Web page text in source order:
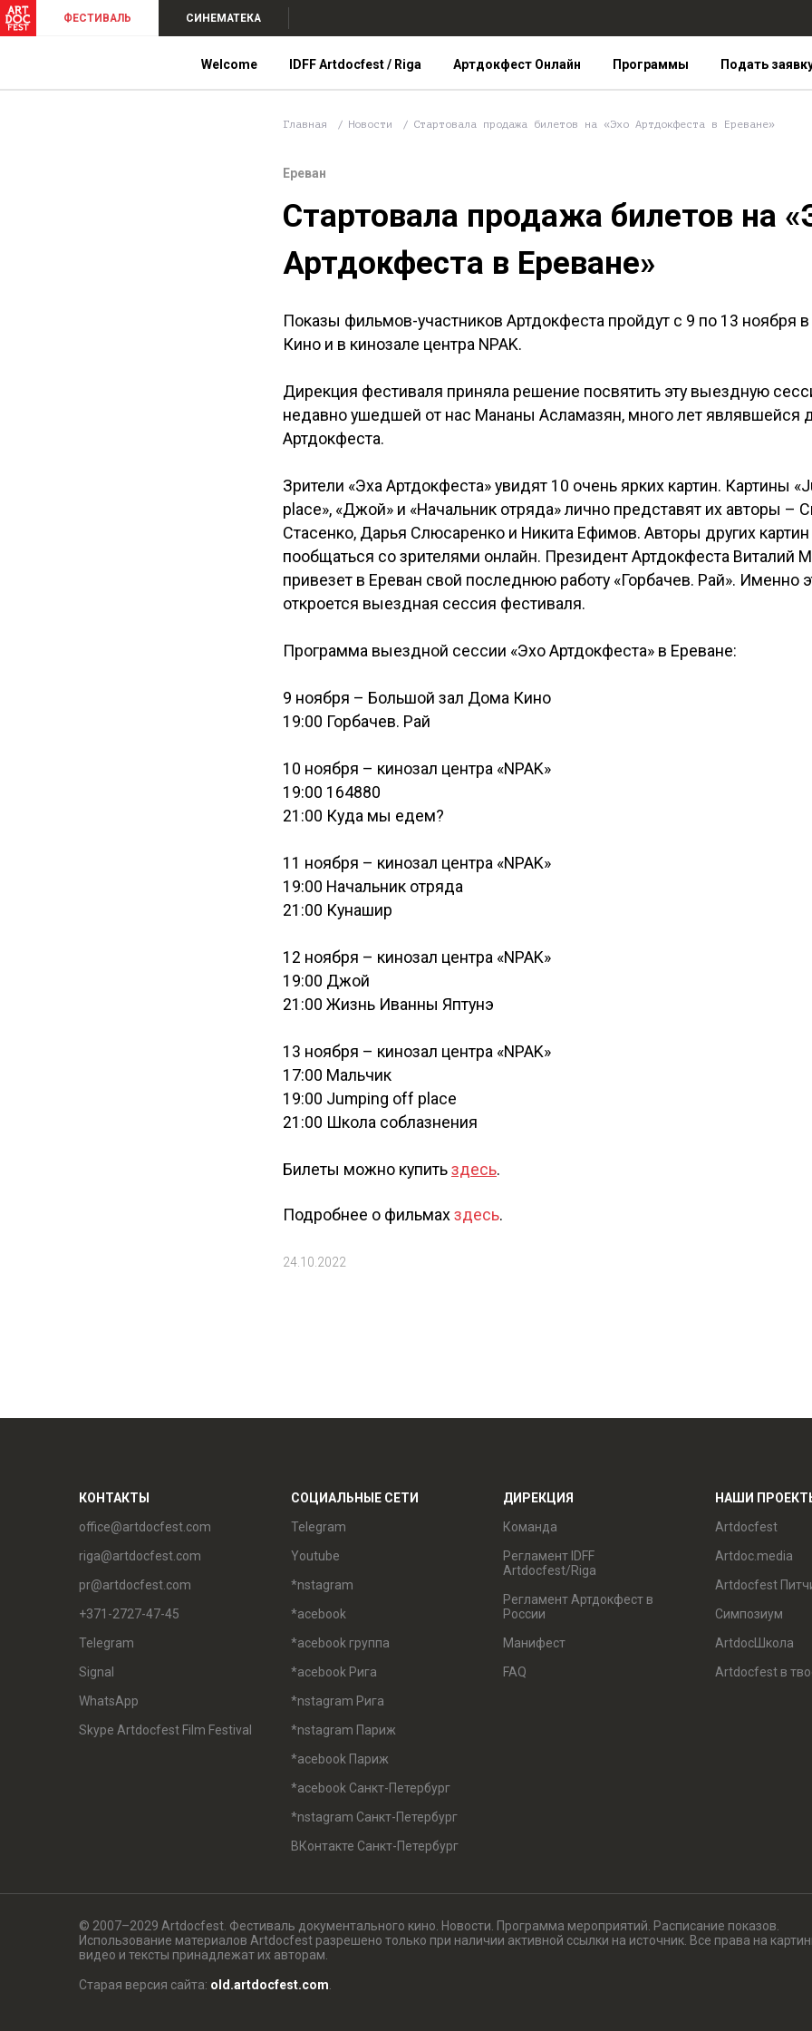
ФЕСТИВАЛЬ СИНЕМАТЕКА
Welcome IDFF Artdocfest / Riga Артдокфест Онлайн Программы Подать
Главная Новости Стартовала продажа билетов на «Эхо Артдокфеста в Ереване»
Ереван
Стартовала продажа билетов на
Артдокфеста в Ереване»
Показы фильмов-участников Артдокфеста пройдут с 9 по 13 ноября
Кино и в кинозале центра NPAK.
Дирекция фестиваля приняла решение посвятить эту выездную
недавно ушедшей от нас Мананы Асламазян, много лет являвшейся
Артдокфеста.
Зрители «Эха Артдокфеста» увидят 10 очень ярких картин. Картины
place», «Джой» и «Начальник отряда» лично представят их авторы –
Стасенко, Дарья Слюсаренко и Никита Ефимов. Авторы других картин
пообщаться со зрителями онлайн. Президент Артдокфеста Виталий
привезет в Ереван свой последнюю работу «Горбачев. Рай». Именно
откроется выездная сессия фестиваля.
Программа выездной сессии «Эхо Артдокфеста» в Ереване:
9 ноября – Большой зал Дома Кино
19:00 Горбачев. Рай
10 ноября – кинозал центра «NPAK»
19:00 164880
21:00 Куда мы едем?
11 ноября – кинозал центра «NPAK»
19:00 Начальник отряда
21:00 Кунашир
12 ноября – кинозал центра «NPAK»
19:00 Джой
21:00 Жизнь Иванны Яптунэ
13 ноября – кинозал центра «NPAK»
17:00 Мальчик
19:00 Jumping off place
21:00 Школа соблазнения
Билеты можно купитьздесь.
Подробнее о фильмахздесь.
24.10.2022
КОНТАКТЫ
office@artdocfest.com
riga@artdocfest.com
pr@artdocfest.com
+371-2727-47-45
Telegram
Signal
WhatsApp
Skype Artdocfest Film Festival
СОЦИАЛЬНЫЕ СЕТИ
Telegram
Youtube
*nstagram
*acebook
*acebook группа
*acebook Рига
*nstagram Рига
*nstagram Париж
*acebook Париж
*acebook Санкт-Петербург
*nstagram Санкт-Петербург
ВКонтакте Санкт-Петербург
ДИРЕКЦИЯ
Команда
Регламент IDFF
Artdocfest/Riga
Регламент Артдокфест в
России
Манифест
FAQ
НАШИ
Artdocfest
Artdoc.media
Artdocfest
Симпозиум
ArtdocШкола
Artdocfest в
© 2007–2029 Artdocfest. Фестиваль документального кино. Новости. Программа мероприятий. Расписание показов.
Использование материалов Artdocfest разрешено только при наличии активной ссылки на источник. Все права на
видео и тексты принадлежат их авторам.
Старая версия сайта: old.artdocfest.com